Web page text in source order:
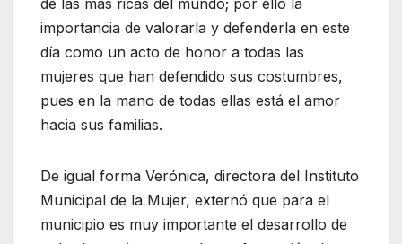
de las más ricas del mundo; por ello la
importancia de valorarla y defenderla en este
día como un acto de honor a todas las
mujeres que han defendido sus costumbres,
pues en la mano de todas ellas está el amor
hacia sus familias.
De igual forma Verónica, directora del Instituto
Municipal de la Mujer, externó que para el
municipio es muy importante el desarrollo de